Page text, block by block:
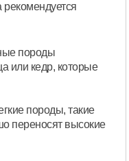
рекомендуется
породы
или кедр, которые
породы, такие
переносят высокие